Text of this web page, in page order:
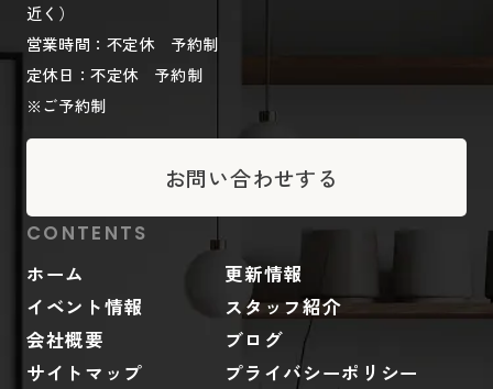
近く）
営業時間：不定休 予約制
定休日：不定休 予約制
※ご予約制
お問い合わせする
CONTENTS
ホーム
更新情報
イベント情報
スタッフ紹介
会社概要
ブログ
サイトマップ
プライバシーポリシー